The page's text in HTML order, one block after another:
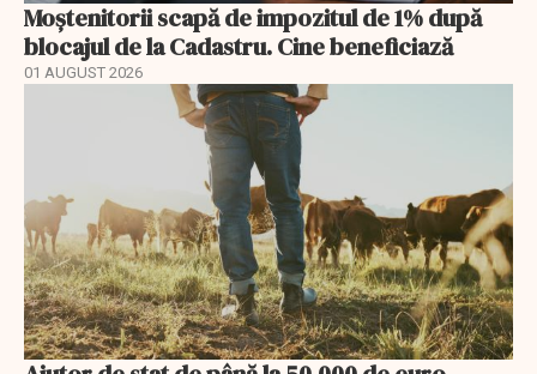
Moștenitorii scapă de impozitul de 1% după
blocajul de la Cadastru. Cine beneficiază
01 AUGUST 2026